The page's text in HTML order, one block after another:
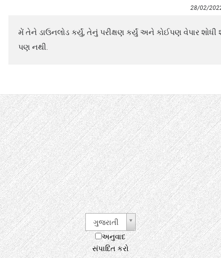
28/02/
મેં તેને ડાઉનલોડ કર્યું, તેનું પરીક્ષણ કર્યું અને કોઈપણ વેપાર
પણ નથી.
ગુજરાતી
અનુવાદ
સંપાદિત કરો